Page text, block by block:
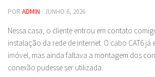
POR ADMIN · JUNHO 6, 2026
Nessa casa, o cliente entrou em contato
instalação da rede de internet. O cabo CAT6 já
imóvel, mas ainda faltava a montagem dos
conexão pudesse ser utilizada.